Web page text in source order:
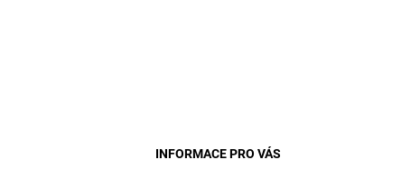
INFORMACE PRO VÁS